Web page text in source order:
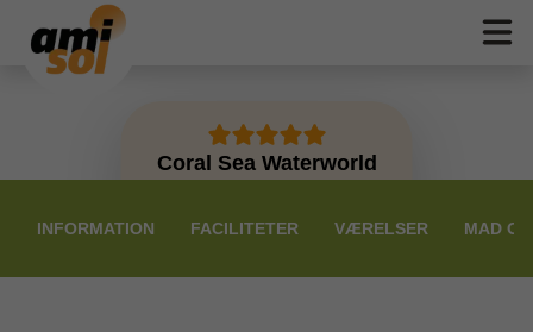
Coral Sea Waterworld
INFORMATION FACILITETER VÆRELSER MAD